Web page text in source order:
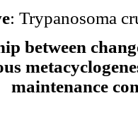
: Trypanosoma
between
maintenance